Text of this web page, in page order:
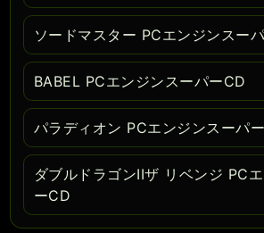
ソードマスター PCエンジンスー
BABEL PCエンジンスーパーCD
パラディオン PCエンジンスーパ
ダブルドラゴンIIザ リベンジ PC
ーCD